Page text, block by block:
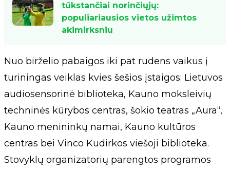
tūkstančiai norinčiųjų:
populiariausios vietos užimtos
akimirksniu
Nuo birželio pabaigos iki pat rudens vaikus į
turiningas veiklas kvies šešios įstaigos: Lietuvos
audiosensorinė biblioteka, Kauno moksleivių
techninės kūrybos centras, šokio teatras „Aura“,
Kauno menininkų namai, Kauno kultūros
centras bei Vinco Kudirkos viešoji biblioteka.
Stovyklų organizatorių parengtos programos